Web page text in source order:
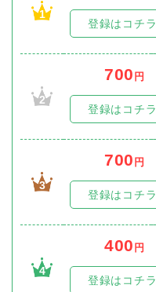
1
登録はコチラ
2
700 円
登録はコチラ
3
700 円
登録はコチラ
4
400 円
登録はコチラ